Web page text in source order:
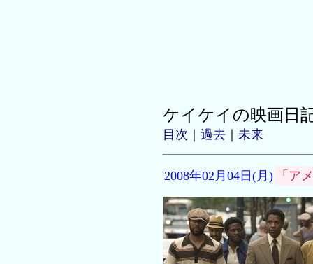
ケイケイの映画日
目次 過去 未来
2008年02月04日(月) 「ア